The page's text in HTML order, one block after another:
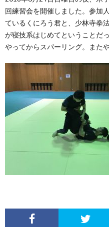
回練習会を開催しました。参加
ているくにろう君と、少林寺拳
が寝技系はじめてということだ
やってからスパーリング。また